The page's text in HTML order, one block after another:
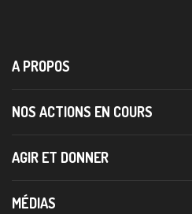
A PROPOS
NOS ACTIONS EN COURS
AGIR ET DONNER
MÉDIAS